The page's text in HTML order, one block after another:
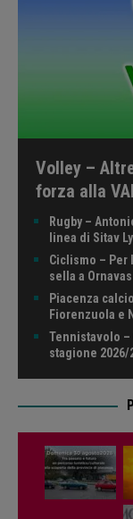
Volley –
forza alla
Rugby –
linea di Sitav
Ciclismo – Per
sella a
Piacenza
Fiorenzuola e
Tennistavolo –
stagione 2026/